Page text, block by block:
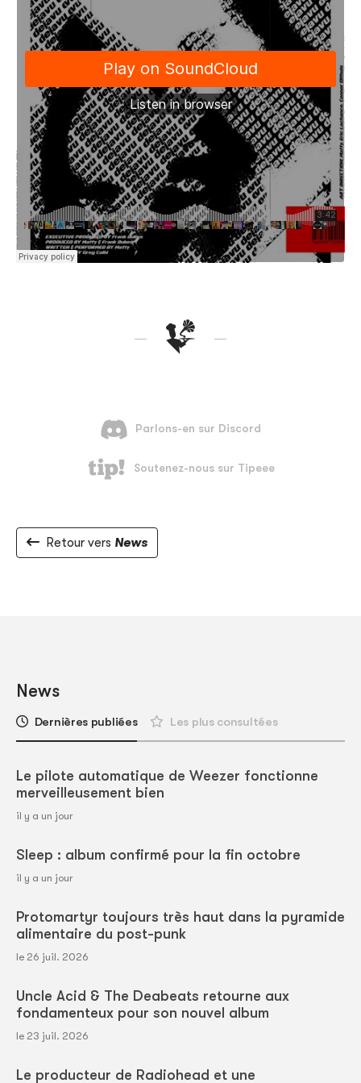
Retour vers News
News
Dernières publiées Les plus consultées
Le pilote automatique de Weezer fonctionne
merveilleusement bien
il y a un jour
Sleep : album confirmé pour la fin octobre
il y a un jour
Protomartyr toujours très haut dans la pyramide
alimentaire du post-punk
le 26 juil. 2026
Uncle Acid & The Deabeats retourne aux
fondamenteux pour son nouvel album
le 23 juil. 2026
Le producteur de Radiohead et une